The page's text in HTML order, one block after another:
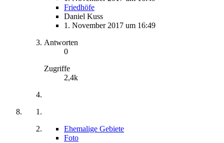
Friedhöfe
Daniel Kuss
1. November 2017 um 16:49
Antworten
0
Zugriffe
2,4k
Ehemalige Gebiete
Foto